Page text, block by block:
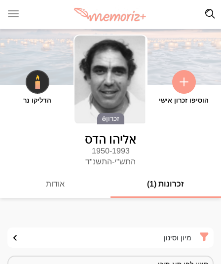
הוסיפו זכרון אישי
זכרון
הדליקו נר
אליהו הדס
1950-1993
התש"י-התשנ"ד
זכרונות (1) אודות
מיון וסינון